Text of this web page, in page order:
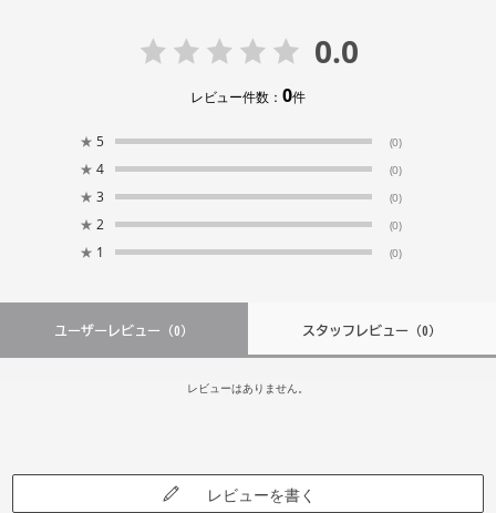
0.0
レビュー件数：0件
★ 5 (0)
★ 4 (0)
★ 3 (0)
★ 2 (0)
★ 1 (0)
ユーザーレビュー （0） スタッフレビュー（0）
レビューはありません。
レビューを書く